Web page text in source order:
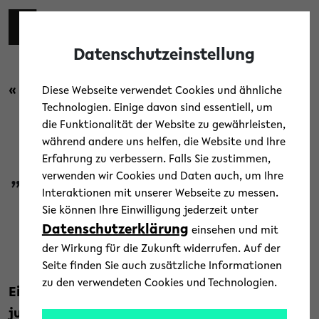
Skip to main content
« Zurück zur Übersicht
Forschung / Menschen
„Neue Kontakte, neue Einflüsse,
neue Gedanken“
21. November 2019
Text: Maren Berthold
Ein Nachwuchsförderprogramm, in dem
junge, herausragende Wissenschaftlerinnen
Datenschutzeinstellung
Diese Webseite verwendet Cookies und ähnliche
Technologien. Einige davon sind essentiell, um
die Funktionalität der Website zu gewährleisten,
während andere uns helfen, die Website und Ihre
Erfahrung zu verbessern. Falls Sie zustimmen,
verwenden wir Cookies und Daten auch, um Ihre
Interaktionen mit unserer Webseite zu messen.
Sie können Ihre Einwilligung jederzeit unter
Datenschutzerklärung einsehen und mit
der Wirkung für die Zukunft widerrufen. Auf der
Seite finden Sie auch zusätzliche Informationen
zu den verwendeten Cookies und Technologien.